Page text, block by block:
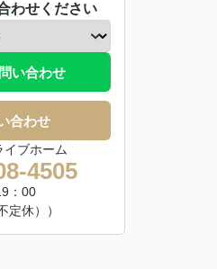
わせください
い合わせ
合わせ
ブホーム
4505
：00
定休））